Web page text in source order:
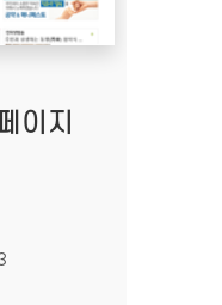
이지